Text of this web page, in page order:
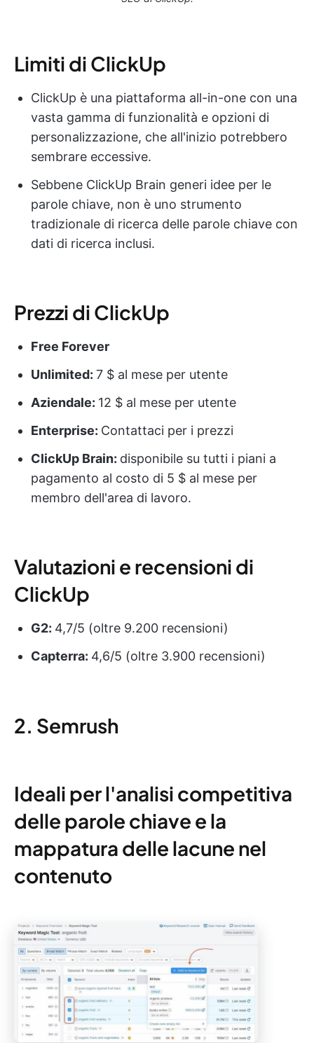
Limiti di ClickUp
ClickUp è una piattaforma all-in-one con una
vasta gamma di funzionalità e opzioni di
personalizzazione, che all'inizio potrebbero
sembrare eccessive.
Sebbene ClickUp Brain generi idee per le
parole chiave, non è uno strumento
tradizionale di ricerca delle parole chiave con
dati di ricerca inclusi.
Prezzi di ClickUp
Free Forever
Unlimited: 7 $ al mese per utente
Aziendale: 12 $ al mese per utente
Enterprise: Contattaci per i prezzi
ClickUp Brain: disponibile su tutti i piani a
pagamento al costo di 5 $ al mese per
membro dell'area di lavoro.
Valutazioni e recensioni di
ClickUp
G2: 4,7/5 (oltre 9.200 recensioni)
Capterra: 4,6/5 (oltre 3.900 recensioni)
2. Semrush
Ideali per l'analisi competitiva
delle parole chiave e la
mappatura delle lacune nel
contenuto